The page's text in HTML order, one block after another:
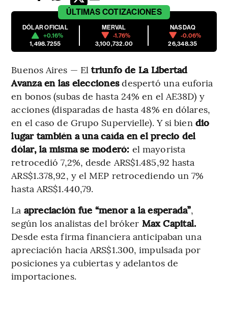
ÚLTIMAS COTIZACIONES
DÓLAR OFICIAL
+0.16%
1,498.7255
MERVAL
-1.76%
3,100,732.00
NASDAQ
-0.06%
26,348.35
Buenos Aires — El triunfo de La Libertad
Avanza en las eleccionesdespertó una euforia
en bonos (subas de hasta 24% en el AE38D) y
acciones (disparadas de hasta 48% en dólares,
en el caso de Grupo Supervielle). Y si bien dio
lugar también a una caída en el precio del
dólar, la misma se moderó: el mayorista
retrocedió 7,2%, desde ARS$1.485,92 hasta
ARS$1.378,92, y el MEP retrocediendo un 7%
hasta ARS$1.440,79.
La apreciación fue “menor a la esperada”,
según los analistas del bróker Max Capital.
Desde esta firma financiera anticipaban una
apreciación hacia ARS$1.300, impulsada por
posiciones ya cubiertas y adelantos de
importaciones.